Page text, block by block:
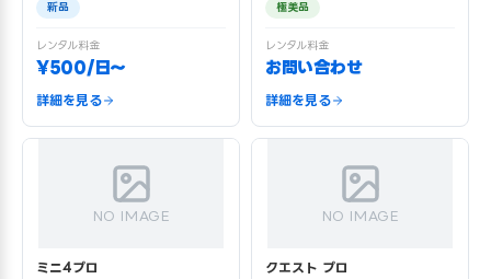
新品
レンタル料金
¥500/日〜
詳細を見る
極美品
レンタル料金
お問い合わせ
詳細を見る
NO IMAGE
ミニ4プロ
NO IMAGE
クエスト プロ